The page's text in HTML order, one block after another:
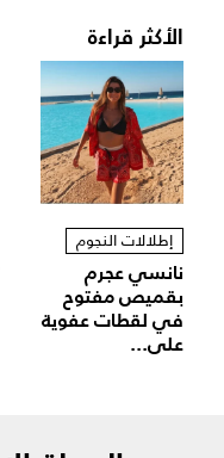
الأكثر قراءة
إطلالات النجوم
نانسي عجرم
بقميص مفتوح
في لقطات عفوية
على...